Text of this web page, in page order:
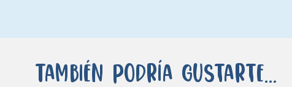
También podría gustarte...